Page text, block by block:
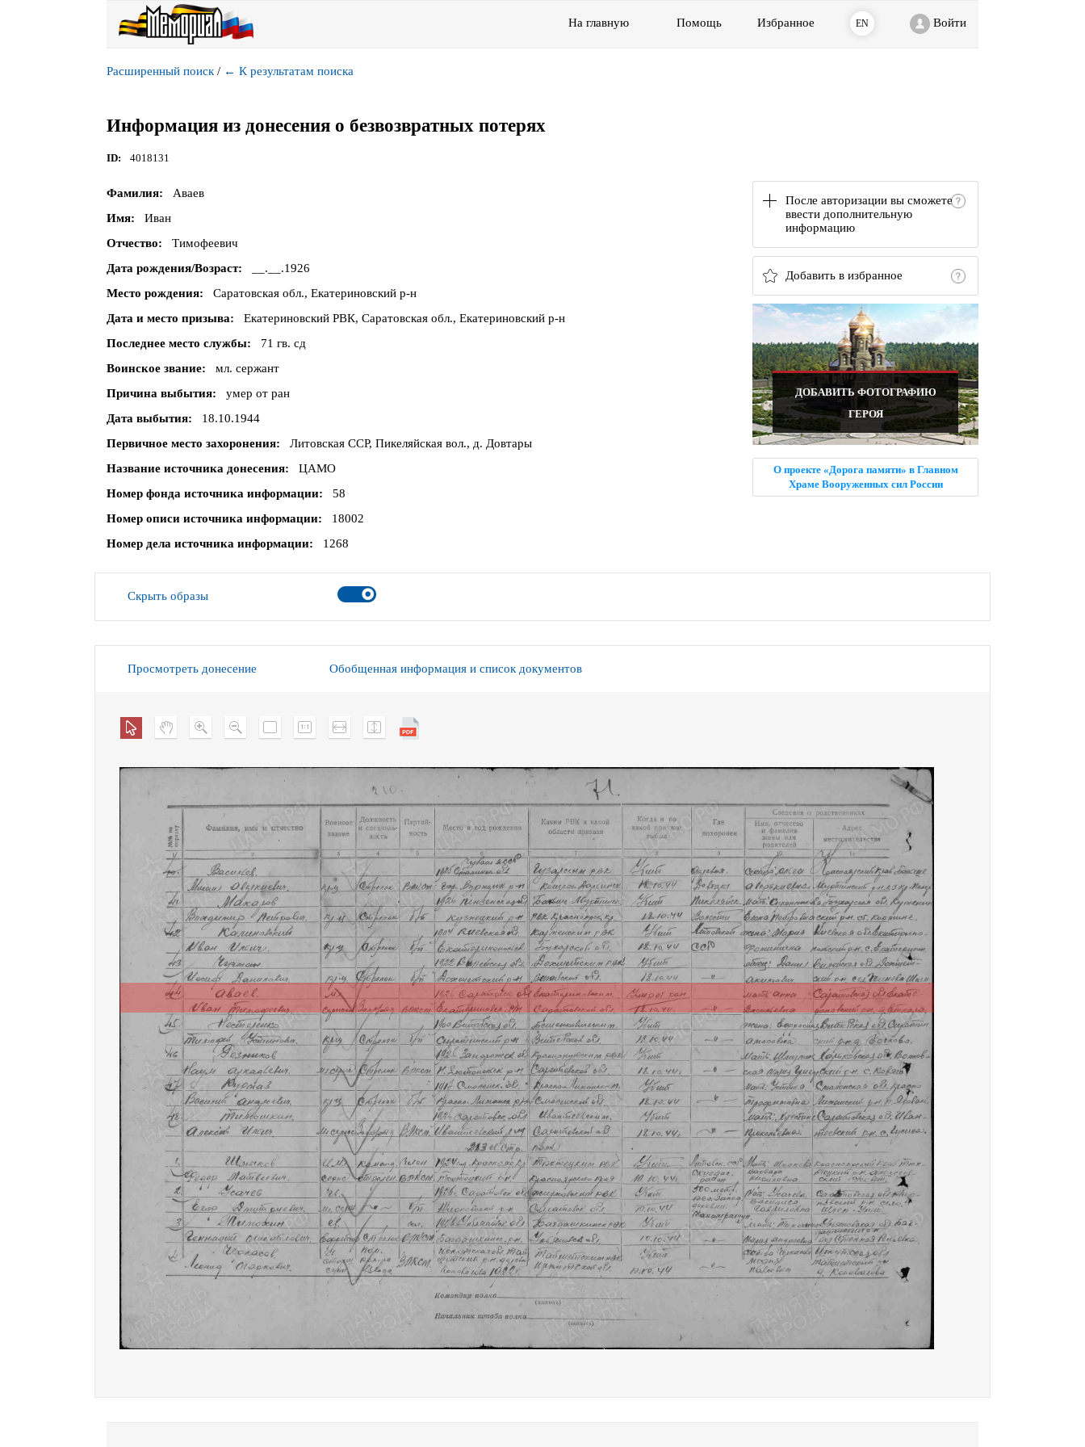
На главную Помощь Избранное EN Войти
Расширенный поиск / ← К результатам поиска
Информация из донесения о безвозвратных потерях
ID 4018131
После авторизации вы сможете
ввести дополнительную
информацию
Добавить в избранное
ДОБАВИТЬ ФОТОГРАФИЮ
ГЕРОЯ
О проекте «Дорога памяти» в Главном
Храме Вооруженных сил России
Фамилия
Аваев
Имя
Иван
Отчество
Тимофеевич
Дата рождения/Возраст
__.__.1926
Место рождения
Саратовская обл., Екатериновский р-н
Дата и место призыва
Екатериновский РВК, Саратовская обл., Екатериновский р-н
Последнее место службы
71 гв. сд
Воинское звание
мл. сержант
Причина выбытия
умер от ран
Дата выбытия
18.10.1944
Первичное место захоронения
Литовская ССР, Пикеляйская вол., д. Довтары
Название источника донесения
ЦАМО
Номер фонда источника информации
58
Номер описи источника информации
18002
Номер дела источника информации
1268
Скрыть образы
Просмотреть донесение Обобщенная информация и список документов